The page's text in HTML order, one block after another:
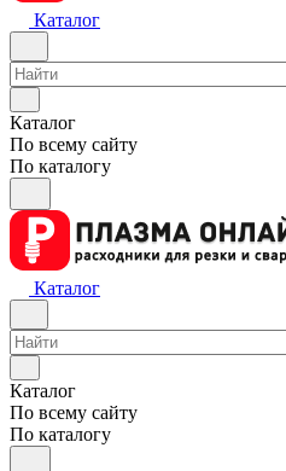
Каталог
Каталог
По всему сайту
По каталогу
Каталог
Каталог
По всему сайту
По каталогу